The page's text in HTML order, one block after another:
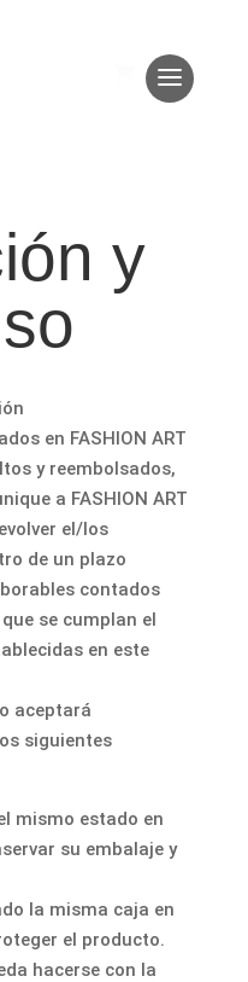
y
en FASHION ART
y reembolsados,
a FASHION ART
el/los
de un plazo
contados
se cumplan el
en este
aceptará
siguientes
mismo estado en
su embalaje y
la misma caja en
el producto.
hacerse con la